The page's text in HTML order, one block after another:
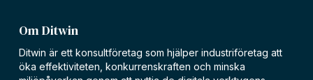
Om Ditwin
Ditwin är ett konsultföretag som hjälper industriföretag att
öka effektiviteten, konkurrenskraften och minska